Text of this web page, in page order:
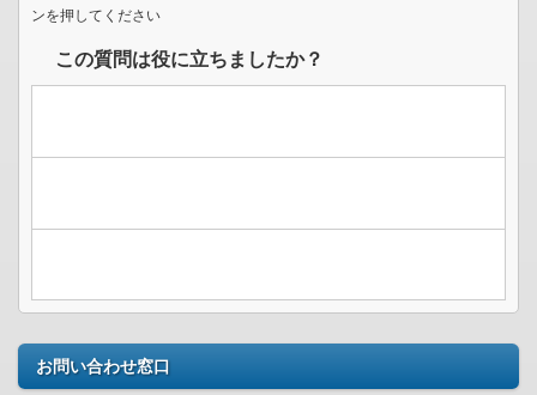
ンを押してください
この質問は役に立ちましたか？
お問い合わせ窓口